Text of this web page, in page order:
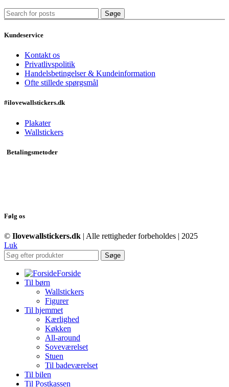
Søge
Kundeservice
Kontakt os
Privatlivspolitik
Handelsbetingelser & Kundeinformation
Ofte stillede spørgsmål
#ilovewallstickers.dk
Plakater
Wallstickers
Betalingsmetoder
Følg os
© Ilovewallstickers.dk | Alle rettigheder forbeholdes | 2025
Luk
Søge
Forside
Til børn
Wallstickers
Figurer
Til hjemmet
Kærlighed
Køkken
All-around
Soveværelset
Stuen
Til badeværelset
Til bilen
Til Postkassen